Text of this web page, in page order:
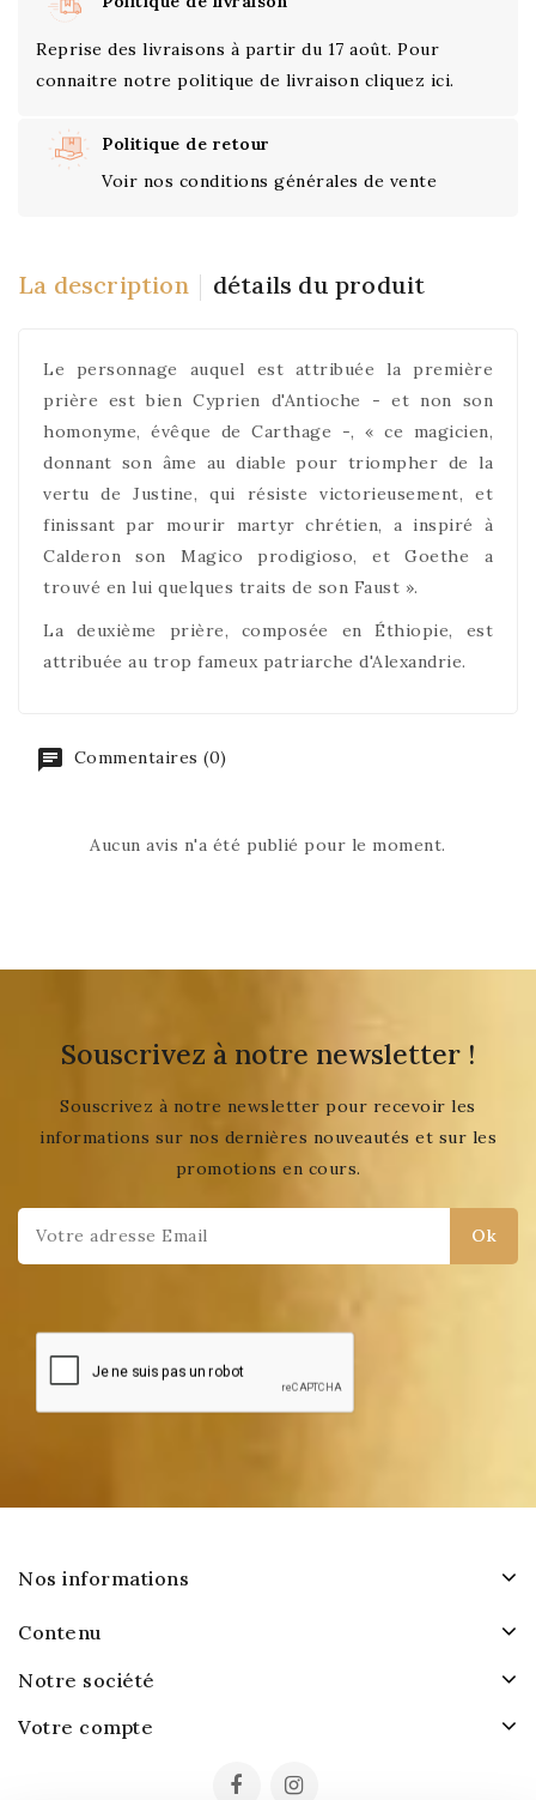
Reprise des livraisons à partir du 17 août. Pour
connaitre notre politique de livraison cliquez ici.
Politique de retour
Voir nos conditions générales de vente
La description détails du produit
Le personnage auquel est attribuée la première
prière est bien Cyprien d'Antioche - et non son
homonyme, évêque de Carthage -, « ce magicien,
donnant son âme au diable pour triompher de la
vertu de Justine, qui résiste victorieusement, et
finissant par mourir martyr chrétien, a inspiré à
Calderon son Magico prodigioso, et Goethe a
trouvé en lui quelques traits de son Faust ».
La deuxième prière, composée en Éthiopie, est
attribuée au trop fameux patriarche d'Alexandrie.
Commentaires (0)
Aucun avis n'a été publié pour le moment.
Souscrivez à notre newsletter !
Souscrivez à notre newsletter pour recevoir les
informations sur nos dernières nouveautés et sur les
promotions en cours.
Nos informations
Contenu
Notre société
Votre compte